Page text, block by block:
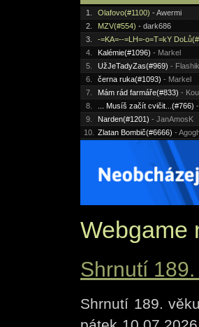
1. Olafovo(#1100) - Awermi
2.
MZV(#554) - dark686
3.
-=KA=--=LH=-o=T=kY
4.
Kalémie(#1096) - Markel
5.
UžJeTadyZas(#969) - Flashik
6.
černa ruka(#1093) - Markel
7.
Mám rád farmáře(#833) -
8.
... Musíš začít cvičit...(#766)
9.
Narden(#1201) - JanAmosK
10.
Zlatan Bombič(#6666) -
Webgame
Shrnutí
Shrnutí 189.